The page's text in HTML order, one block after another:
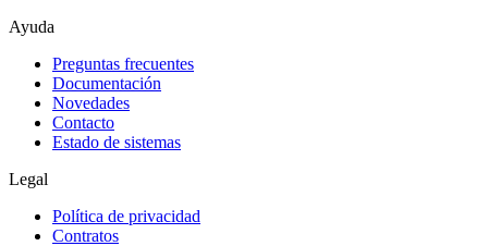
Ayuda
Preguntas frecuentes
Documentación
Novedades
Contacto
Estado de sistemas
Legal
Política de privacidad
Contratos